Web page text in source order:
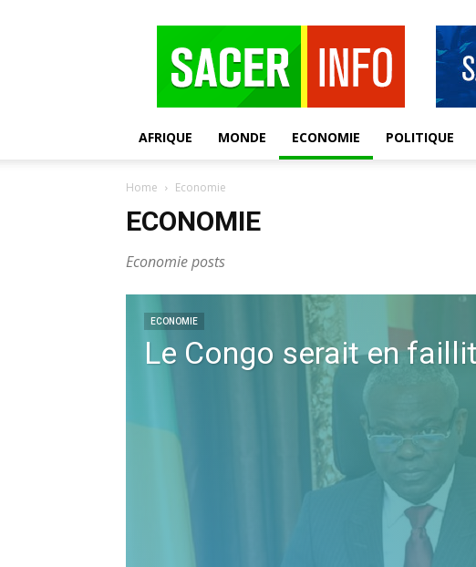
AFRIQUE MONDE ECONOMIE POLITIQUE
Home Economie
ECONOMIE
Economie posts
ECONOMIE
Le Congo serait en